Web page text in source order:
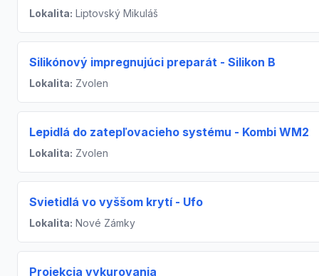
Lokalita: Liptovský Mikuláš
Silikónový impregnujúci preparát - Silikon B
Lokalita: Zvolen
Lepidlá do zatepľovacieho systému - Kombi WM2
Lokalita: Zvolen
Svietidlá vo vyššom krytí - Ufo
Lokalita: Nové Zámky
Projekcia vykurovania